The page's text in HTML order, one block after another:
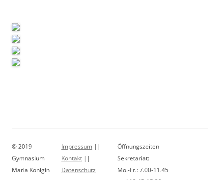
© 2019
Gymnasium
Maria Königin
Impressum ||
Kontakt ||
Datenschutz
Öffnungszeiten
Sekretariat:
Mo.-Fr.: 7.00-11.45